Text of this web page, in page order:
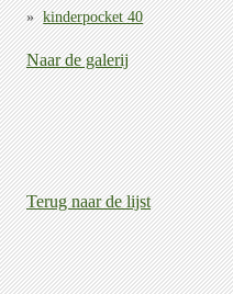
kinderpocket 40
Naar de galerij
Terug naar de lijst